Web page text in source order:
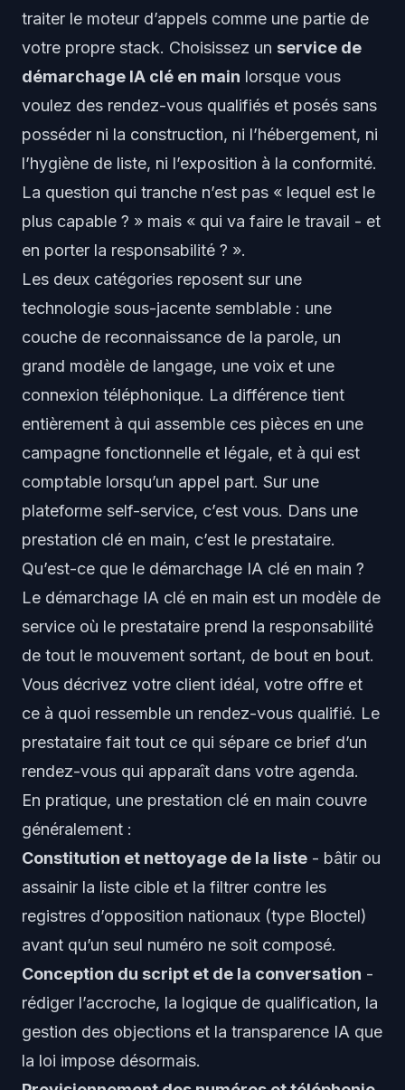
traiter le moteur d’appels comme une partie de
votre propre stack. Choisissez un service de
démarchage IA clé en main lorsque vous
voulez des rendez-vous qualifiés et posés sans
posséder ni la construction, ni l’hébergement, ni
l’hygiène de liste, ni l’exposition à la conformité.
La question qui tranche n’est pas « lequel est le
plus capable ? » mais « qui va faire le travail - et
en porter la responsabilité ? ».
Les deux catégories reposent sur une
technologie sous-jacente semblable : une
couche de reconnaissance de la parole, un
grand modèle de langage, une voix et une
connexion téléphonique. La différence tient
entièrement à qui assemble ces pièces en une
campagne fonctionnelle et légale, et à qui est
comptable lorsqu’un appel part. Sur une
plateforme self-service, c’est vous. Dans une
prestation clé en main, c’est le prestataire.
Qu’est-ce que le démarchage IA clé en main ?
Le démarchage IA clé en main est un modèle de
service où le prestataire prend la responsabilité
de tout le mouvement sortant, de bout en bout.
Vous décrivez votre client idéal, votre offre et
ce à quoi ressemble un rendez-vous qualifié. Le
prestataire fait tout ce qui sépare ce brief d’un
rendez-vous qui apparaît dans votre agenda.
En pratique, une prestation clé en main couvre
généralement :
Constitution et nettoyage de la liste - bâtir ou
assainir la liste cible et la filtrer contre les
registres d’opposition nationaux (type Bloctel)
avant qu’un seul numéro ne soit composé.
Conception du script et de la conversation -
rédiger l’accroche, la logique de qualification, la
gestion des objections et la transparence IA que
la loi impose désormais.